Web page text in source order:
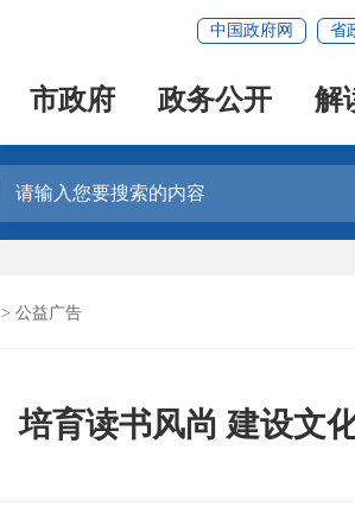
中国政府网 省
市政府 政务公开 解
> 公益广告
培育读书风尚 建设文